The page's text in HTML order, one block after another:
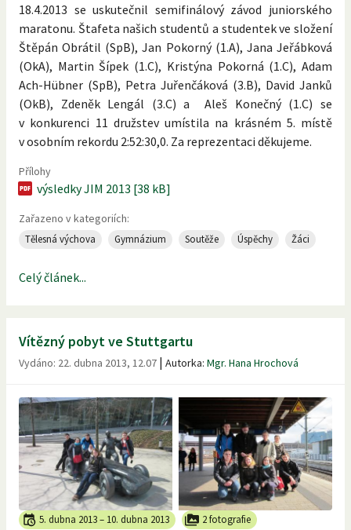
18.4.2013 se uskutečnil semifinálový závod juniorského
maratonu. Štafeta našich studentů a studentek ve složení
Štěpán Obrátil (SpB), Jan Pokorný (1.A), Jana Jeřábková
(OkA), Martin Šípek (1.C), Kristýna Pokorná (1.C), Adam
Ach-Hübner (SpB), Petra Juřenčáková (3.B), David Janků
(OkB), Zdeněk Lengál (3.C) a Aleš Konečný (1.C) se
v konkurenci 11 družstev umístila na krásném 5. místě
v osobním rekordu 2:52:30,0. Za reprezentaci děkujeme.
Přílohy
výsledky JIM 2013 [38 kB]
Zařazeno v kategoriích:
Tělesná výchova Gymnázium Soutěže Úspěchy Žáci
Celý článek...
Vítězný pobyt ve Stuttgartu
Vydáno: 22. dubna 2013, 12.07 | Autorka: Mgr. Hana Hrochová
5. dubna 2013– 10. dubna 2013 2 fotografie